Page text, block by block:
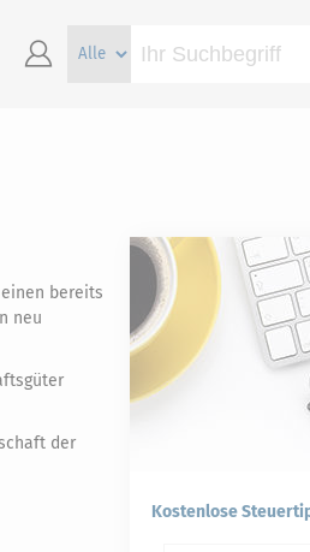
bereits
neu
der
Kostenlose